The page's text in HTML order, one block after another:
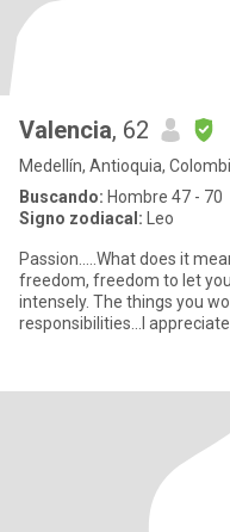
Valencia, 62
Medellín, Antioquia,
Buscando: Hombre 47 - 70
Signo zodiacal: Leo
Passion.....What does it
freedom, freedom to let
intensely. The things you
responsibilities...I